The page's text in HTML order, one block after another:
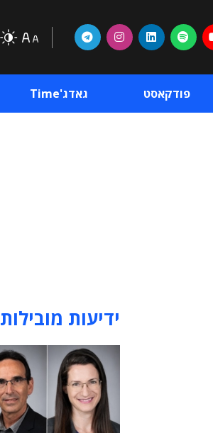
פודקאסט גאדג'Time
ידיעות מובילות